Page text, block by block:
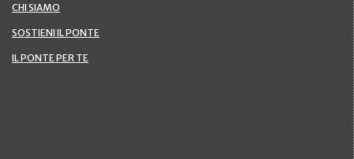
CHI SIAMO
SOSTIENI IL PONTE
IL PONTE PER TE